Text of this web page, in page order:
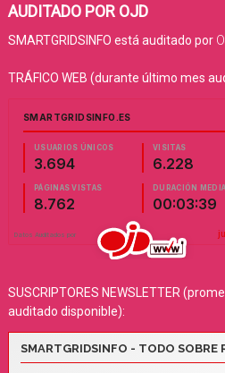
AUDITADO POR OJD
SMARTGRIDSINFO está auditado por
TRÁFICO WEB (durante último mes
SUSCRIPTORES NEWSLETTER
auditado disponible):